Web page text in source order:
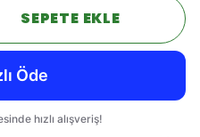
SEPETE EKLE